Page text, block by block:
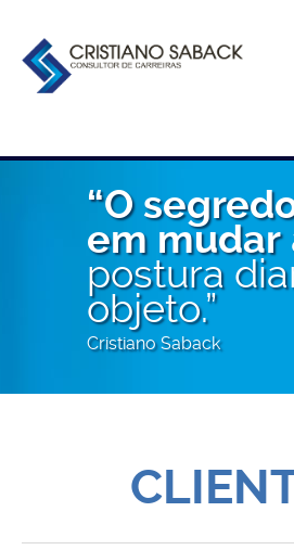
“O
em mudar
postura
objeto.”
Cristiano Saback